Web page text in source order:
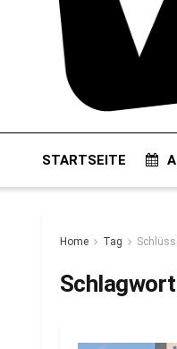
STARTSEITE
Home Tag